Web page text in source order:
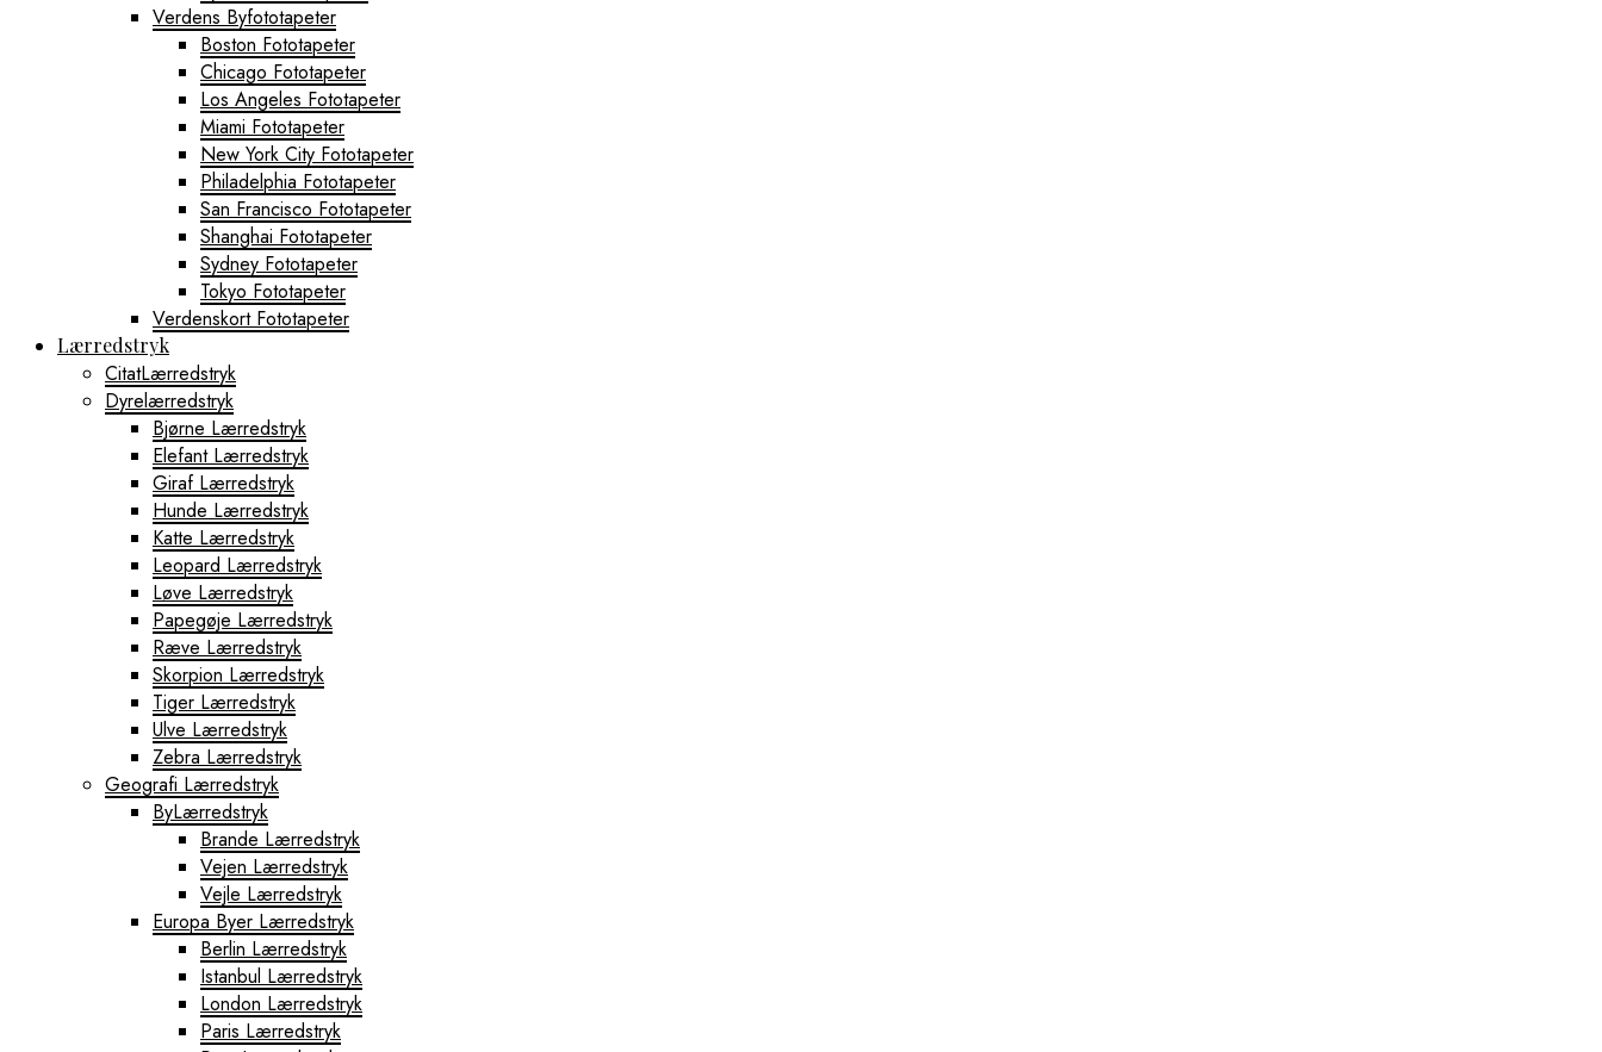
Verdens Byfototapeter
Boston Fototapeter
Chicago Fototapeter
Los Angeles Fototapeter
Miami Fototapeter
New York City Fototapeter
Philadelphia Fototapeter
San Francisco Fototapeter
Shanghai Fototapeter
Sydney Fototapeter
Tokyo Fototapeter
Verdenskort Fototapeter
Lærredstryk
CitatLærredstryk
Dyrelærredstryk
Bjørne Lærredstryk
Elefant Lærredstryk
Giraf Lærredstryk
Hunde Lærredstryk
Katte Lærredstryk
Leopard Lærredstryk
Løve Lærredstryk
Papegøje Lærredstryk
Ræve Lærredstryk
Skorpion Lærredstryk
Tiger Lærredstryk
Ulve Lærredstryk
Zebra Lærredstryk
Geografi Lærredstryk
ByLærredstryk
Brande Lærredstryk
Vejen Lærredstryk
Vejle Lærredstryk
Europa Byer Lærredstryk
Berlin Lærredstryk
Istanbul Lærredstryk
London Lærredstryk
Paris Lærredstryk